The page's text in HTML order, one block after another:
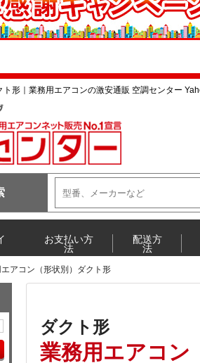
形｜業務用エアコンの激安通販 空調センター
アコン（形状別）ダクト形
ダクト形
業務用エアコン